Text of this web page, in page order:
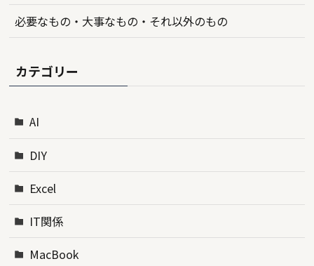
必要なもの・大事なもの・それ以外のもの
カテゴリー
AI
DIY
Excel
IT関係
MacBook